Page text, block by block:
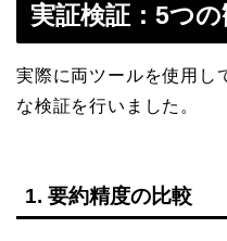
実証検証：5つ
実際に両ツールを使用し
な検証を行いました。
1. 要約精度の比較